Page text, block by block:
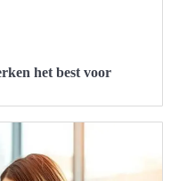
het best voor